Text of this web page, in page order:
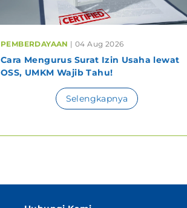
PEMBERDAYAAN | 04 Aug 2026
Cara Mengurus Surat Izin Usaha lewat
OSS, UMKM Wajib Tahu!
Selengkapnya